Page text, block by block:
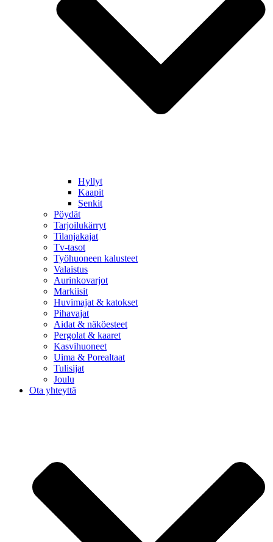
Hyllyt
Kaapit
Senkit
Pöydät
Tarjoilukärryt
Tilanjakajat
Tv-tasot
Työhuoneen kalusteet
Valaistus
Aurinkovarjot
Markiisit
Huvimajat & katokset
Pihavajat
Aidat & näköesteet
Pergolat & kaaret
Kasvihuoneet
Uima & Porealtaat
Tulisijat
Joulu
Ota yhteyttä